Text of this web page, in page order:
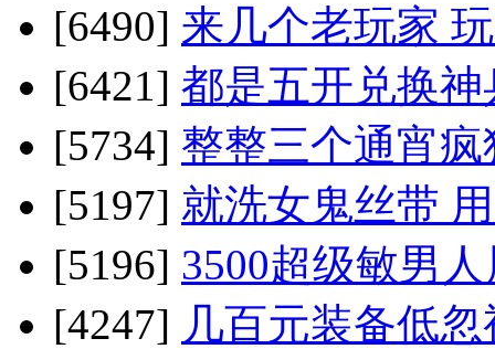
[6490] 来几个老玩家
[6421] 都是五开兑换
[5734] 整整三个通宵
[5197] 就洗女鬼丝带
[5196] 3500超级敏男
[4247] 几百元装备低